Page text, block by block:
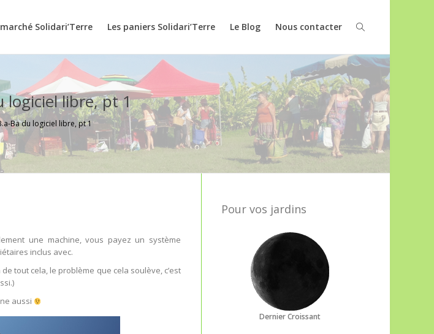
Solidari’Terre Les paniers Solidari’Terre Le Blog Nous contacter
logiciel libre, pt 1
Ba du logiciel libre, pt 1
une machine, vous payez un système
inclus avec.
tout cela, le problème que cela soulève, c’est
aussi
Pour vos jardins
Dernier Croissant